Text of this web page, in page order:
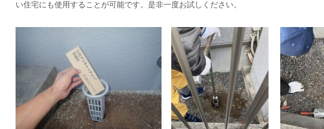
い住宅にも使用することが可能です。是非一度お試しください。